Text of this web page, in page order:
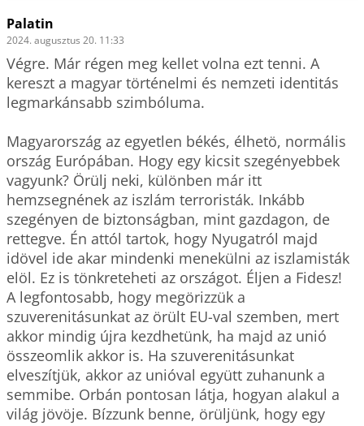
Palatin
2024. augusztus 20. 11:33
Végre. Már régen meg kellet volna ezt tenni. A
kereszt a magyar történelmi és nemzeti identitás
legmarkánsabb szimbóluma.
Magyarország az egyetlen békés, élhetö, normális
ország Európában. Hogy egy kicsit szegényebbek
vagyunk? Örülj neki, különben már itt
hemzsegnének az iszlám terroristák. Inkább
szegényen de biztonságban, mint gazdagon, de
rettegve. Én attól tartok, hogy Nyugatról majd
idövel ide akar mindenki menekülni az iszlamisták
elöl. Ez is tönkreteheti az országot. Éljen a Fidesz!
A legfontosabb, hogy megörizzük a
szuverenitásunkat az örült EU-val szemben, mert
akkor mindig újra kezdhetünk, ha majd az unió
összeomlik akkor is. Ha szuverenitásunkat
elveszítjük, akkor az unióval együtt zuhanunk a
semmibe. Orbán pontosan látja, hogyan alakul a
világ jövöje. Bízzunk benne, örüljünk, hogy egy